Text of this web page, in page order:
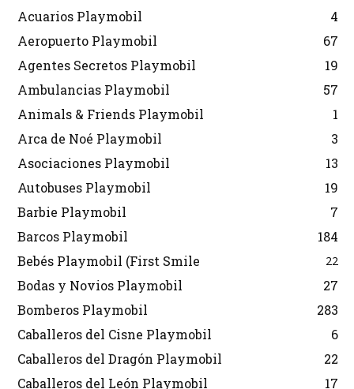
Acuarios Playmobil
4
Aeropuerto Playmobil
67
Agentes Secretos Playmobil
19
Ambulancias Playmobil
57
Animals & Friends Playmobil
1
Arca de Noé Playmobil
3
Asociaciones Playmobil
13
Autobuses Playmobil
19
Barbie Playmobil
7
Barcos Playmobil
184
Bebés Playmobil (First Smile
22
Bodas y Novios Playmobil
27
Bomberos Playmobil
283
Caballeros del Cisne Playmobil
6
Caballeros del Dragón Playmobil
22
Caballeros del León Playmobil
17